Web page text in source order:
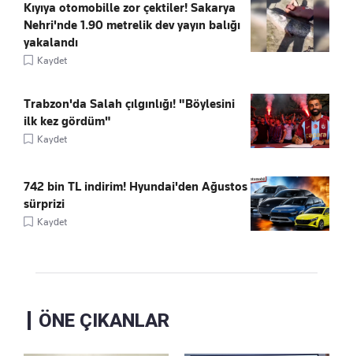
Kıyıya otomobille zor çektiler! Sakarya
Nehri'nde 1.90 metrelik dev yayın balığı
yakalandı
Kaydet
Trabzon'da Salah çılgınlığı! "Böylesini
ilk kez gördüm"
Kaydet
742 bin TL indirim! Hyundai'den Ağustos
sürprizi
Kaydet
ÖNE ÇIKANLAR